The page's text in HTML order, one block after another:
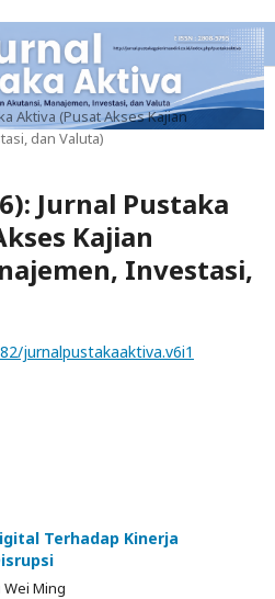
Aktiva (Pusat Akses Kajian
dan Valuta)
Jurnal Pustaka
Kajian
Investasi,
jurnalpustakaaktiva.v6i1
Terhadap Kinerja
Wei Ming